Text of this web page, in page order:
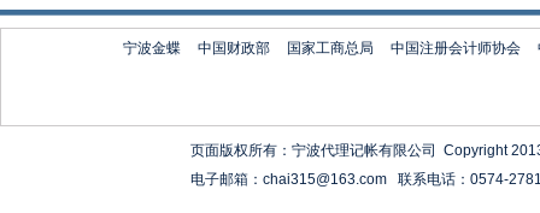
宁波金蝶 中国财政部 国家工商总局 中国注册会计师协会
页面版权所有：宁波代理记帐有限公司 Copyright
电子邮箱：chai315@163.com 联系电话：0574-